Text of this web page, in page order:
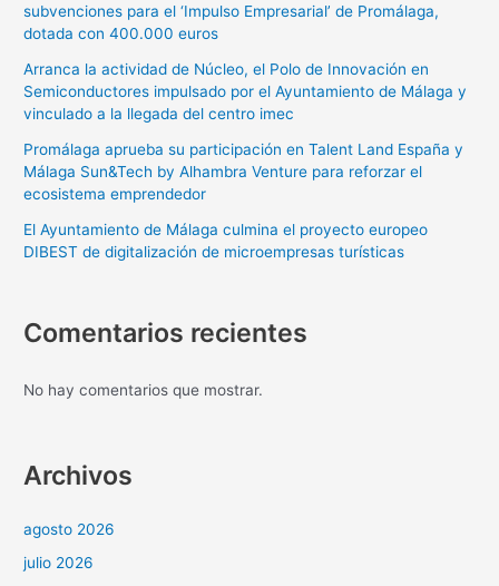
subvenciones para el ‘Impulso Empresarial’ de Promálaga,
dotada con 400.000 euros
Arranca la actividad de Núcleo, el Polo de Innovación en
Semiconductores impulsado por el Ayuntamiento de Málaga y
vinculado a la llegada del centro imec
Promálaga aprueba su participación en Talent Land España y
Málaga Sun&Tech by Alhambra Venture para reforzar el
ecosistema emprendedor
El Ayuntamiento de Málaga culmina el proyecto europeo
DIBEST de digitalización de microempresas turísticas
Comentarios recientes
No hay comentarios que mostrar.
Archivos
agosto 2026
julio 2026